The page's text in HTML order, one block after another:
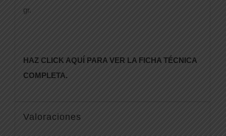
gr.
HAZ CLICK AQUÍ PARA VER LA FICHA TÉCNICA
COMPLETA.
Valoraciones